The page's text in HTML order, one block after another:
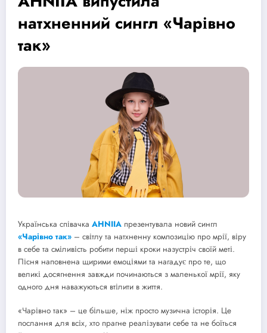
натхненний сингл «Чарівно
так»
Українська співачка AHNIIA презентувала новий сингл
«Чарівно так» – світлу та натхненну композицію про мрії, віру
в себе та сміливість робити перші кроки назустріч своїй меті.
Пісня наповнена щирими емоціями та нагадує про те, що
великі досягнення завжди починаються з маленької мрії, яку
одного дня наважуються втілити в життя.
«Чарівно так» – це більше, ніж просто музична історія. Це
послання для всіх, хто прагне реалізувати себе та не боїться